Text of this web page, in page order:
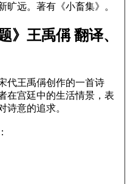
旷远。著有《小畜集》。
》王禹偁 翻译、
代王禹偁创作的一首诗
在宫廷中的生活情景，表
诗意的追求。